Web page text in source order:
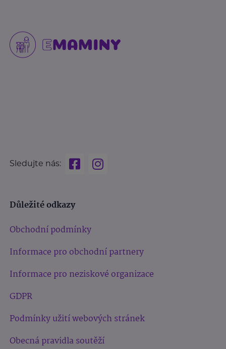
Sledujte nás:
Důležité odkazy
Obchodní podmínky
Informace pro obchodní partnery
Informace pro neziskové organizace
GDPR
Podmínky užití webových stránek
Obecná pravidla soutěží